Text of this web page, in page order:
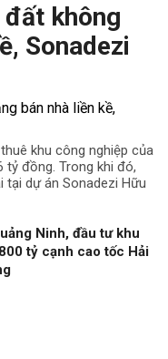
đất không
Sonadezi
khu công nghiệp của
tỷ đồng. Trong khi đó,
tại dự án Sonadezi Hữu
Ninh, đầu tư khu
tỷ cạnh cao tốc Hải